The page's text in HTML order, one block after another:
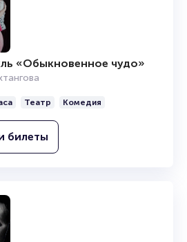
«Обыкновенное чудо»
Театр Комедия
билеты